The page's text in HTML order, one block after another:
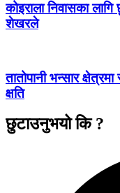
कोइराला निवासका
शेखरले
तातोपानी भन्सार
क्षति
छुटाउनुभयो कि ?